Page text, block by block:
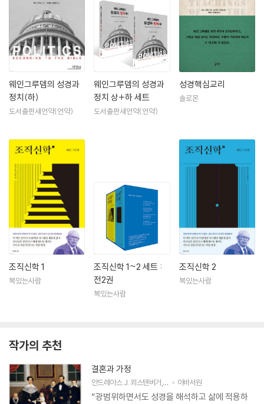
웨인그루뎀의 성경과
정치(하)
도서출판새언약(언약)
웨인그루뎀의 성경과
정치 상+하 세트
도서출판새언약(언약)
성경핵심교리
솔로몬
조직신학 1
복있는사람
조직신학 1~2 세트 :
전2권
복있는사람
조직신학 2
복있는사람
작가의 추천
결혼과 가정
안드레아스 J. 쾨스텐버거 데이비드 존스
아바서원
“광범위하면서도 성경을 해석하고 삶에 적용하